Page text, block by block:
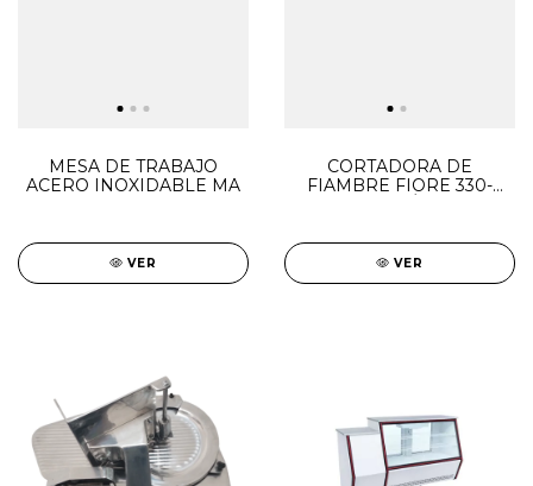
MESA DE TRABAJO
ACERO INOXIDABLE MA
VER
CORTADORA DE
FIAMBRE FIORE 330-
VER